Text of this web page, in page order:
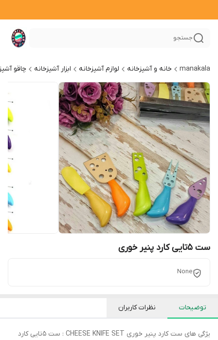
جستجو
manakala خانه و آشپزخانه لوازم آشپزخانه ابزار آشپزخانه چاقو
ست 5تایی کارد پنیر خوری
None
توضیحات نظرات کاربران
یژگی های ست کارد پنیر خوری CHEESE KNIFE SET : ست 5تایی کارد